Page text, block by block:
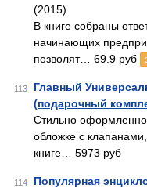
(2015)
В книге собраны
начинающих
позволят… 69.9 руб
113
Главный
(подарочный
Стильно
обложке с
книге… 5973 руб
114
Популярная